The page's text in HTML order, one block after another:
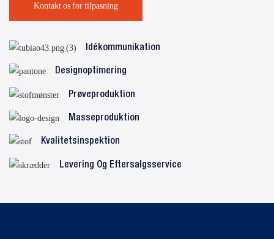
Kontakt os for tilpasning
Idékommunikation
Designoptimering
Prøveproduktion
Masseproduktion
Kvalitetsinspektion
Levering Og Eftersalgsservice